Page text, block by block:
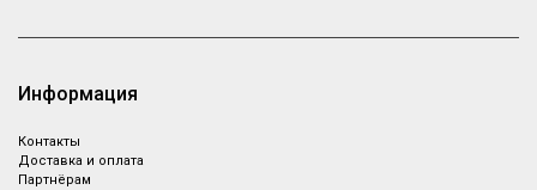
Информация
Контакты
Доставка и оплата
Партнёрам